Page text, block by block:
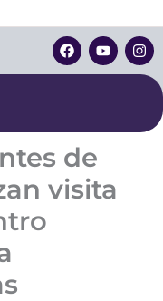
F
a
c
o
Y
o
u
e
I
n
s
r
de
visita